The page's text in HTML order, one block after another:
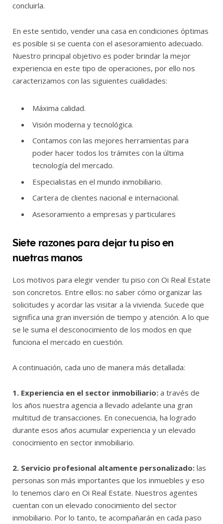
concluirla.
En este sentido, vender una casa en condiciones óptimas
es posible si se cuenta con el asesoramiento adecuado.
Nuestro principal objetivo es poder brindar la mejor
experiencia en este tipo de operaciones, por ello nos
caracterizamos con las siguientes cualidades:
Máxima calidad.
Visión moderna y tecnológica.
Contamos con las mejores herramientas para
poder hacer todos los trámites con la última
tecnología del mercado.
Especialistas en el mundo inmobiliario.
Cartera de clientes nacional e internacional.
Asesoramiento a empresas y particulares
Siete razones para dejar tu piso en
nuetras manos
Los motivos para elegir vender tu piso con Oi Real Estate
son concretos. Entre ellos: no saber cómo organizar las
solicitudes y acordar las visitar a la vivienda. Sucede que
significa una gran inversión de tiempo y atención. A lo que
se le suma el desconocimiento de los modos en que
funciona el mercado en cuestión.
A continuación, cada uno de manera más detallada:
1. Experiencia en el sector inmobiliario: a través de
los años nuestra agencia a llevado adelante una gran
multitud de transacciones. En conecuencia, ha logrado
durante esos años acumular experiencia y un elevado
conocimiento en sector inmobiliario.
2. Servicio profesional altamente personalizado: las
personas son más importantes que los inmuebles y eso
lo tenemos claro en Oi Real Estate. Nuestros agentes
cuentan con un elevado conocimiento del sector
inmobiliario. Por lo tanto, te acompañarán en cada paso